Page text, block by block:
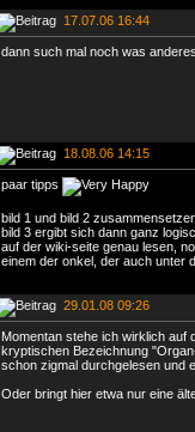
17.07.06 16:44
dann such mal noch was
18.08.06 14:15
paar tipps
bild 1 und bild 2
bild 3 ergibt sich dann ganz
auf der wiki-seite genau lesen,
einem der onkel, der auch unter
29.01.08 09:26
Momentan stehe ich wirklich auf
kryptischen Bezeichnung
schon zigmal durchgelesen und
Oder bringt hier etwa nur eine